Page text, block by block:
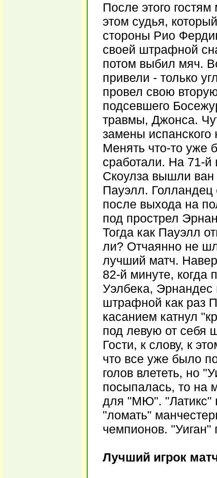
После этого
этом судья,
стороны Рио
своей штрафной
потом выбил мяч.
привели - только
провел свою
подсевшего
травмы, Джонса.
замены испанского
Менять что-то уже
сработали. На 71-й
Скоулза вышли
Пауэлл. Голландец
после выхода на
под прострел
Тогда как Пауэлл
ли? Отчаянно не
лучший матч.
82-й минуте,
Уэлбека, Эрнандес
штрафной как раз
касанием катнул
под левую от себя
Гости, к слову, к
что все уже было
голов влететь, но
посыпалась, то на
для "МЮ". "Латикс"
"ломать"
чемпионов. "Уиган"
Лучший игрок